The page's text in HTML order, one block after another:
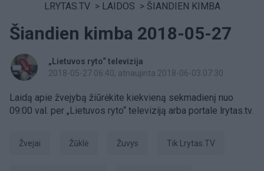
LRYTAS.TV > LAIDOS > ŠIANDIEN KIMBA
Šiandien kimba 2018-05-27
„Lietuvos ryto“ televizija
2018-05-27 06:40, atnaujinta 2018-06-03 07:30
Laidą apie žvejybą žiūrėkite kiekvieną sekmadienį nuo
09:00 val. per „Lietuvos ryto“ televiziją arba portale lrytas.tv.
žvejai Žūklė žuvys tik Lrytas.TV